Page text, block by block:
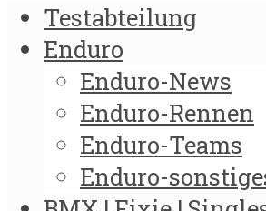
Testabteilung
Enduro
Enduro-News
Enduro-Rennen
Enduro-Teams
Enduro-